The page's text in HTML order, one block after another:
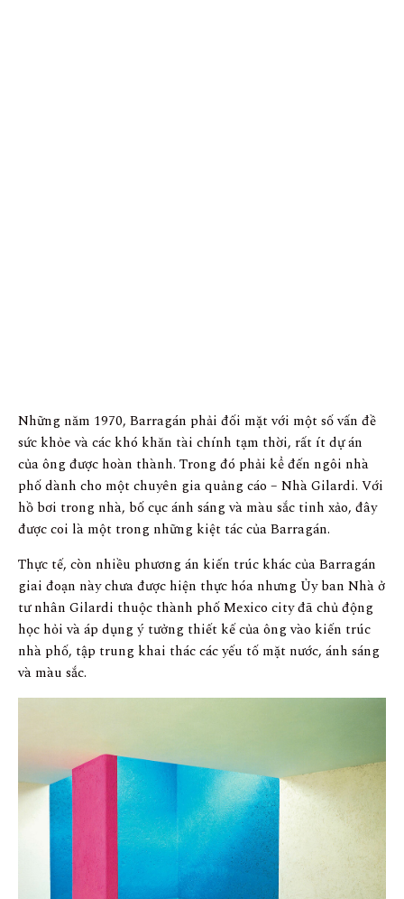
Những năm 1970, Barragán phải đối mặt với một số vấn đề
sức khỏe và các khó khăn tài chính tạm thời, rất ít dự án
của ông được hoàn thành. Trong đó phải kể đến ngôi nhà
phố dành cho một chuyên gia quảng cáo – Nhà Gilardi. Với
hồ bơi trong nhà, bố cục ánh sáng và màu sắc tinh xảo, đây
được coi là một trong những kiệt tác của Barragán.
Thực tế, còn nhiều phương án kiến trúc khác của Barragán
giai đoạn này chưa được hiện thực hóa nhưng Ủy ban Nhà ở
tư nhân Gilardi thuộc thành phố Mexico city đã chủ động
học hỏi và áp dụng ý tưởng thiết kế của ông vào kiến trúc
nhà phố, tập trung khai thác các yếu tố mặt nước, ánh sáng
và màu sắc.